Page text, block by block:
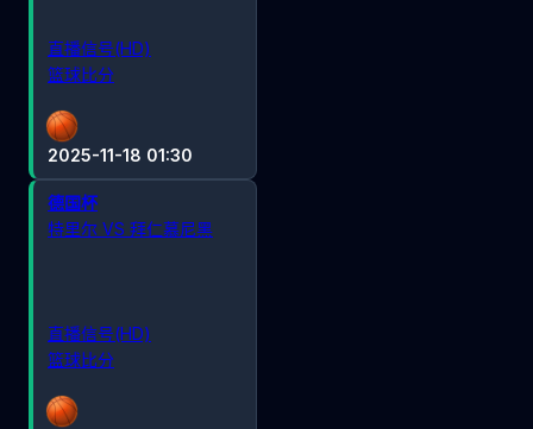
2025-11-18 01:30
直播信号(HD)
篮球比分
德国杯
特里尔 VS 拜仁慕尼黑
直播信号(HD)
篮球比分